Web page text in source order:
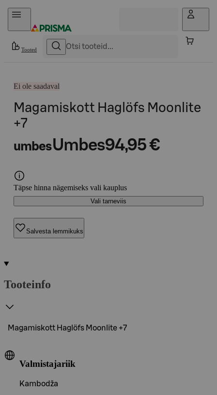
Otse sisu juurde
Tooted
Ei ole saadaval
Magamiskott Haglöfs Moonlite
+7
umbesUmbes94,95 €
Täpse hinna nägemiseks vali kauplus
Vali tarneviis
Salvesta lemmikuks
Tooteinfo
Magamiskott Haglöfs Moonlite +7
Valmistajariik
Kambodža